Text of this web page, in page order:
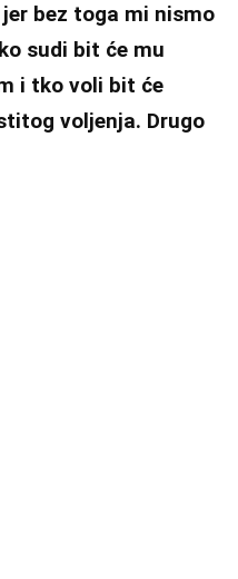
bez toga mi nismo
sudi bit će mu
i tko voli bit će
voljenja. Drugo